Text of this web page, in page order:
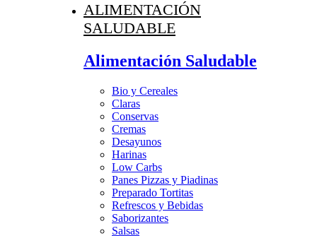
ALIMENTACIÓN
SALUDABLE
Alimentación Saludable
Bio y Cereales
Claras
Conservas
Cremas
Desayunos
Harinas
Low Carbs
Panes Pizzas y Piadinas
Preparado Tortitas
Refrescos y Bebidas
Saborizantes
Salsas